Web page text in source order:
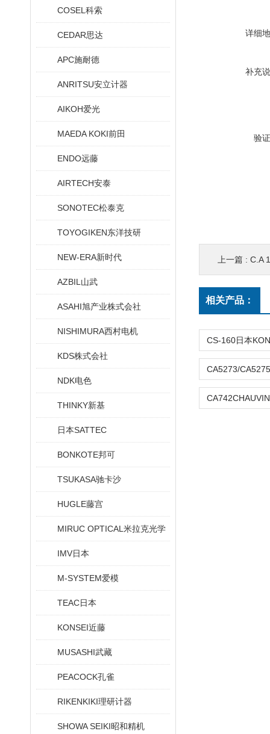
COSEL科索
CEDAR思达
APC施耐德
ANRITSU安立计器
AIKOH爱光
MAEDA KOKI前田
ENDO远藤
AIRTECH安泰
SONOTEC松泰克
TOYOGIKEN东洋技研
NEW-ERA新时代
AZBIL山武
ASAHI旭产业株式会社
NISHIMURA西村电机
KDS株式会社
NDK电色
THINKY新基
日本SATTEC
BONKOTE邦可
TSUKASA驰卡沙
HUGLE藤宫
MIRUC OPTICAL米拉克光学
IMV日本
M-SYSTEM爱模
TEAC日本
KONSEI近藤
MUSASHI武藏
PEACOCK孔雀
RIKENKIKI理研计器
SHOWA SEIKI昭和精机
详细
补充
验
上一篇 : C.A
相关产品：